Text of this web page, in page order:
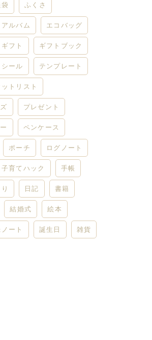
ふくさ
アルバム エコバッグ
ギフト ギフトブック
シール テンプレート
トリスト
プレゼント
ペンケース
ポーチ ログノート
子育てハック 手帳
日記 書籍
結婚式 絵本
ート 誕生日 雑貨